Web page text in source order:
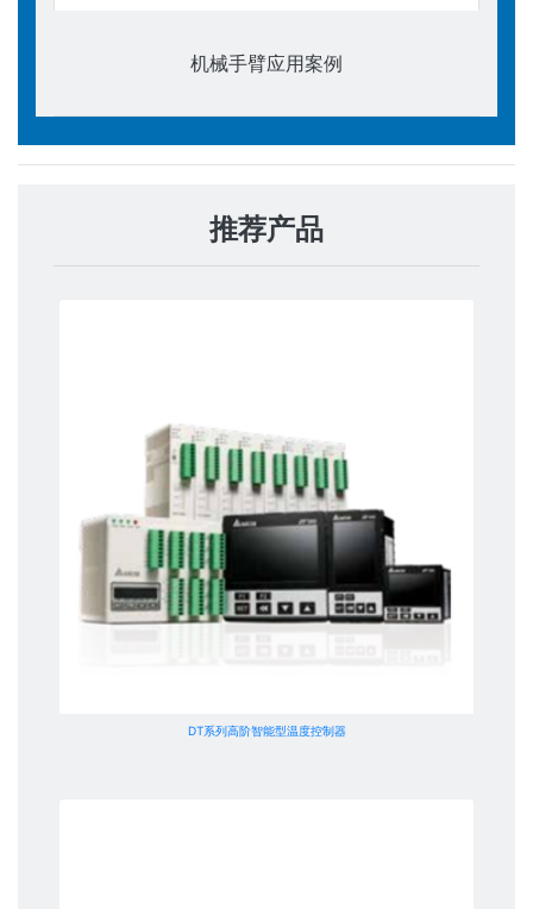
机械手臂应用案例
推荐产品
DT系列高阶智能型温度控制器